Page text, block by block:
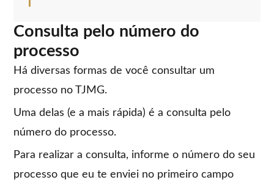
Consulta pelo número do
processo
Há diversas formas de você consultar um
processo no TJMG.
Uma delas (e a mais rápida) é a consulta pelo
número do processo.
Para realizar a consulta, informe o número do seu
processo que eu te enviei no primeiro campo